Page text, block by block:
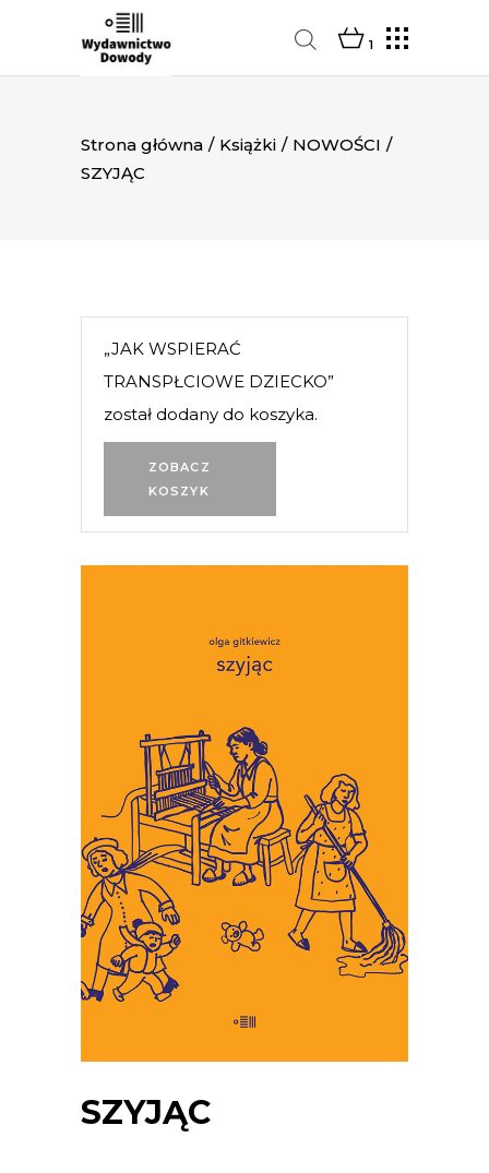
1
Strona główna / Książki / NOWOŚCI /
SZYJĄC
ZOBACZ
KOSZYK
„JAK WSPIERAĆ
TRANSPŁCIOWE DZIECKO”
został dodany do koszyka.
SZYJĄC